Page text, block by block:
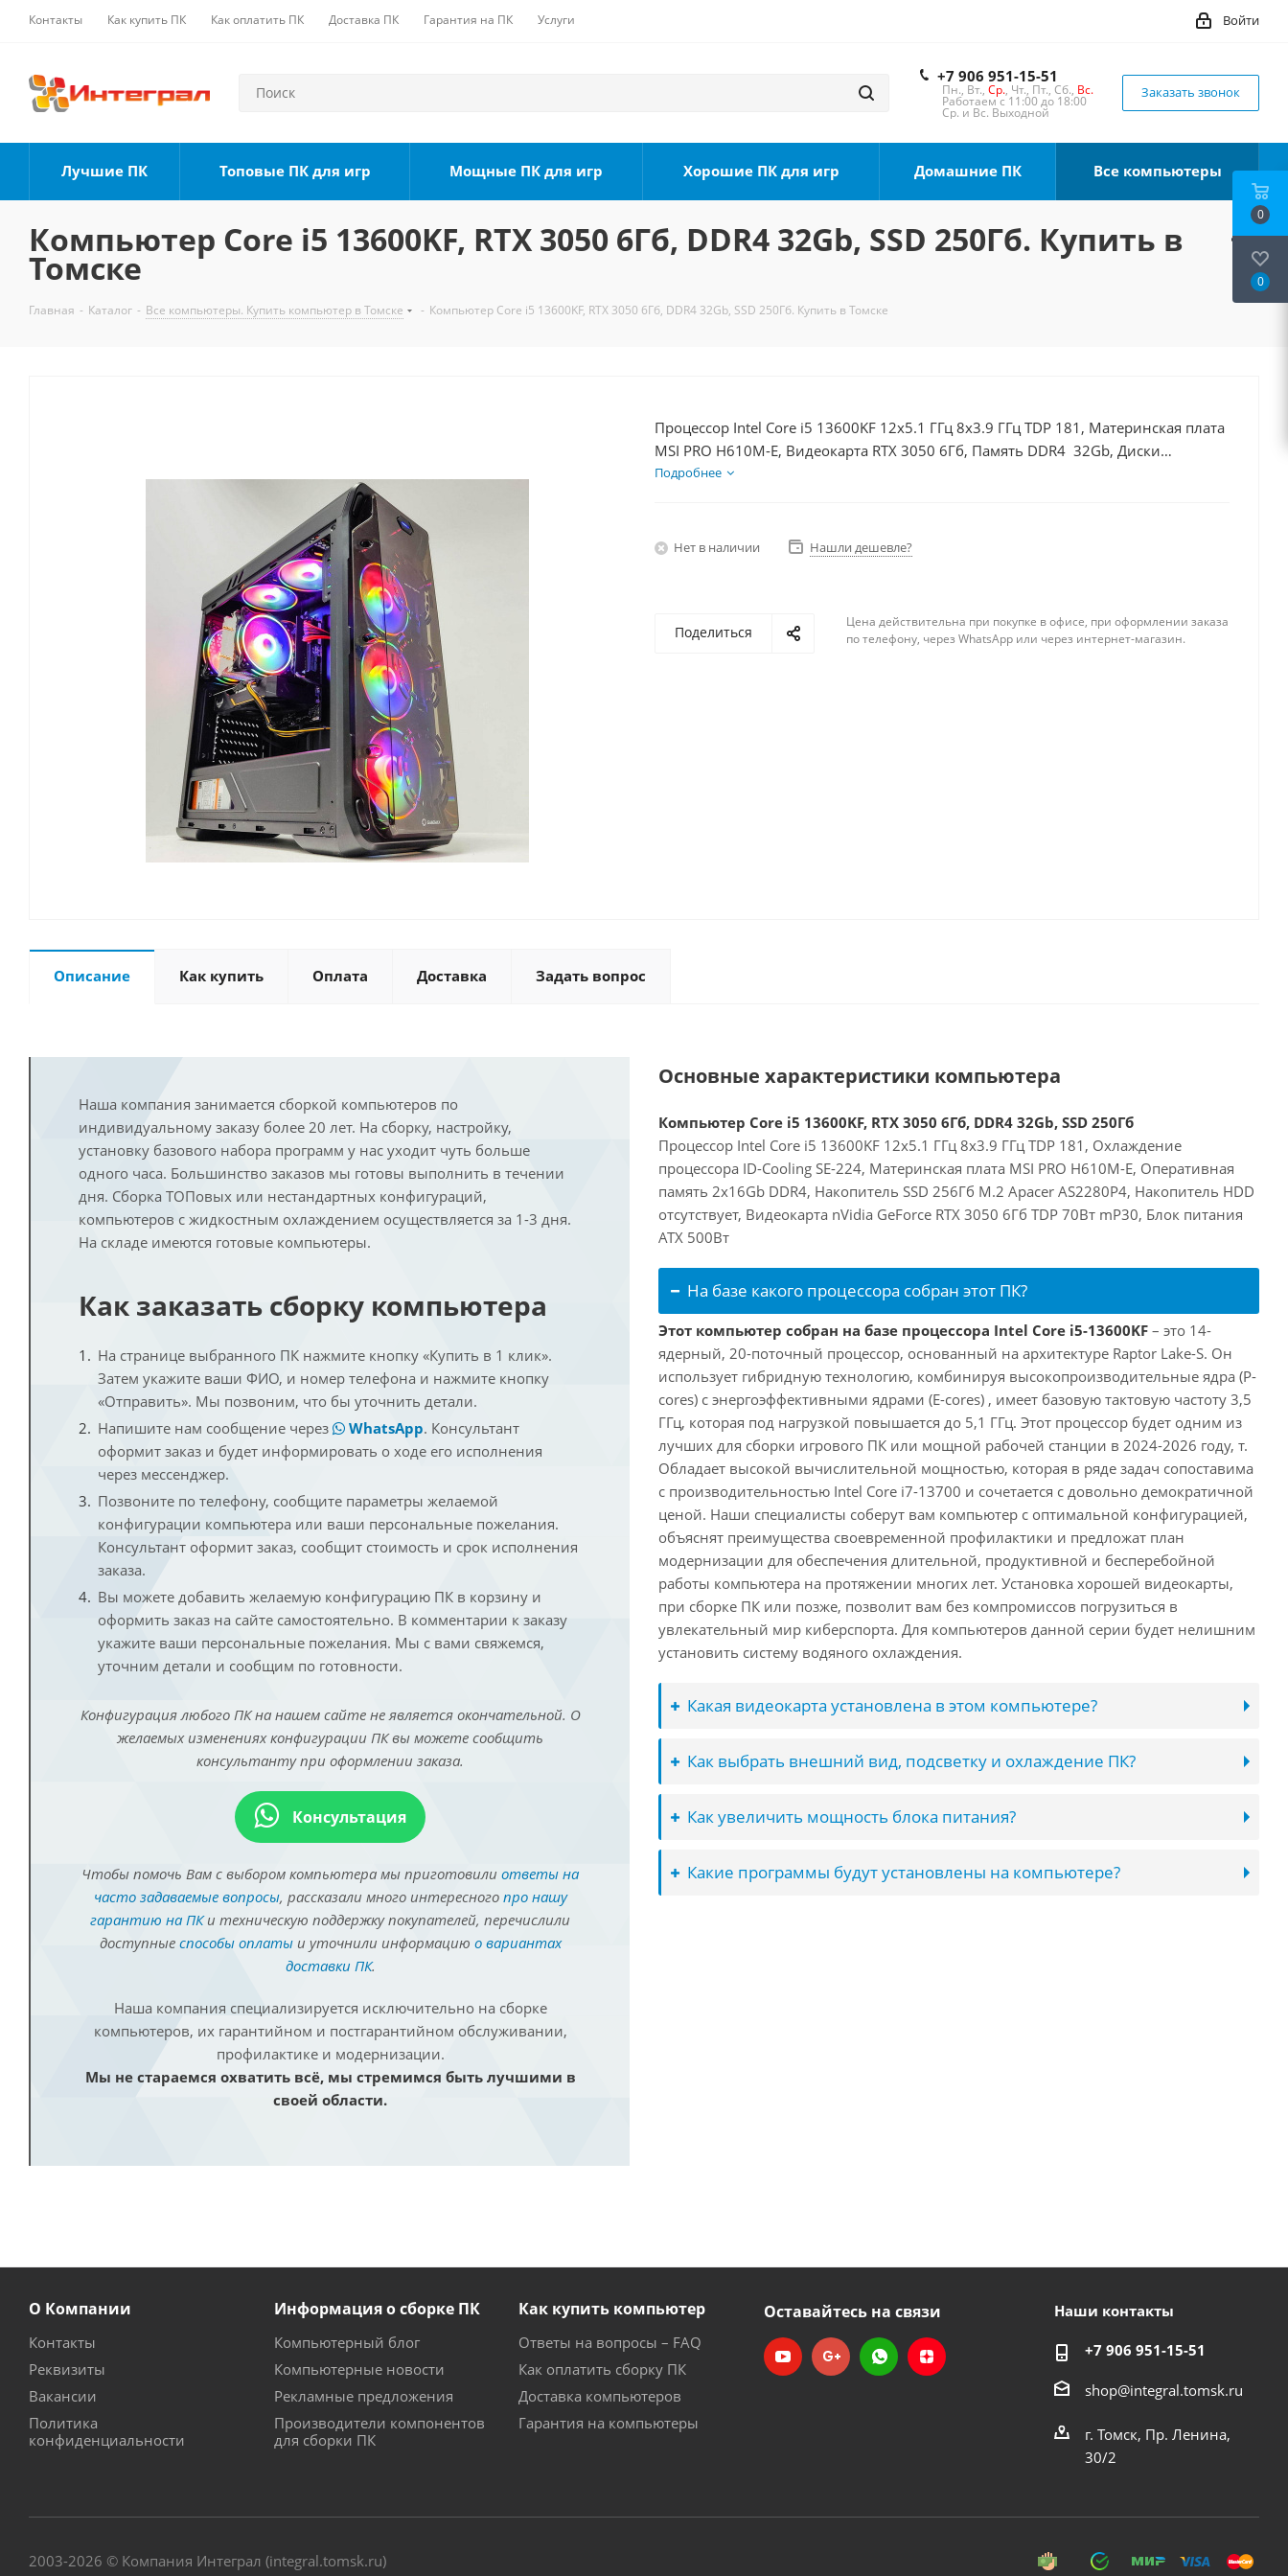
Контакты Как купить ПК Как оплатить ПК Доставка ПК Гарантия на ПК Услуги Войти
+7 906 951-15-51
Пн., Вт., Ср., Чт., Пт., Сб., Вс.
Работаем с 11:00 до 18:00
Ср. и Вс. Выходной
Заказать звонок
Лучшие ПК Топовые ПК для игр Мощные ПК для игр Хорошие ПК для игр Домашние ПК Все компьютеры
Компьютер Core i5 13600KF, RTX 3050 6Гб, DDR4 32Gb, SSD 250Гб. Купить в
Томске
Главная - Каталог - Все компьютеры. Купить компьютер в Томске - Компьютер Core i5 13600KF, RTX 3050 6Гб, DDR4 32Gb, SSD 250Гб. Купить в Томске
Процессор Intel Core i5 13600KF 12x5.1 ГГц 8x3.9 ГГц TDP 181, Материнская плата
MSI PRO H610M-E, Видеокарта RTX 3050 6Гб, Память DDR4 32Gb, Диски
SSD 250Гб, БП 500Вт
Подробнее
Нет в наличии Нашли дешевле?
Поделиться
Цена действительна при покупке в офисе, при оформлении заказа
по телефону, через WhatsApp или через интернет-магазин.
Описание Как купить Оплата Доставка Задать вопрос
Наша компания занимается сборкой компьютеров по
индивидуальному заказу более 20 лет. На сборку, настройку,
установку базового набора программ у нас уходит чуть больше
одного часа. Большинство заказов мы готовы выполнить в течении
дня. Сборка ТОПовых или нестандартных конфигураций,
компьютеров с жидкостным охлаждением осуществляется за 1-3 дня.
На складе имеются готовые компьютеры.
Как заказать сборку компьютера
На странице выбранного ПК нажмите кнопку «Купить в 1 клик».
Затем укажите ваши ФИО, и номер телефона и нажмите кнопку
«Отправить». Мы позвоним, что бы уточнить детали.
Напишите нам сообщение через
WhatsApp. Консультант
оформит заказ и будет информировать о ходе его исполнения
через мессенджер.
Позвоните по телефону, сообщите параметры желаемой
конфигурации компьютера или ваши персональные пожелания.
Консультант оформит заказ, сообщит стоимость и срок исполнения
заказа.
Вы можете добавить желаемую конфигурацию ПК в корзину и
оформить заказ на сайте самостоятельно. В комментарии к заказу
укажите ваши персональные пожелания. Мы с вами свяжемся,
уточним детали и сообщим по готовности.
Конфигурация любого ПК на нашем сайте не является окончательной. О
желаемых изменениях конфигурации ПК вы можете сообщить
консультанту при оформлении заказа.
Консультация
Чтобы помочь Вам с выбором компьютера мы приготовили ответы на
часто задаваемые вопросы, рассказали много интересного про нашу
гарантию на ПКи техническую поддержку покупателей, перечислили
доступные способы оплатыи уточнили информацию о вариантах
доставки ПК.
Наша компания специализируется исключительно на сборке
компьютеров, их гарантийном и постгарантийном обслуживании,
профилактике и модернизации.
Мы не стараемся охватить всё, мы стремимся быть лучшими в
своей области.
Основные характеристики компьютера
Компьютер Core i5 13600KF, RTX 3050 6Гб, DDR4 32Gb, SSD 250Гб
Процессор Intel Core i5 13600KF 12x5.1 ГГц 8x3.9 ГГц TDP 181, Охлаждение
процессора ID-Cooling SE-224, Материнская плата MSI PRO H610M-E, Оперативная
память 2x16Gb DDR4, Накопитель SSD 256Гб M.2 Apacer AS2280P4, Накопитель HDD
отсутствует, Видеокарта nVidia GeForce RTX 3050 6Гб TDP 70Вт mP30, Блок питания
ATX 500Вт
На базе какого процессора собран этот ПК?
Этот компьютер собран на базе процессора Intel Core i5-13600KF – это 14-
ядерный, 20-поточный процессор, основанный на архитектуре Raptor Lake-S. Он
использует гибридную технологию, комбинируя высокопроизводительные ядра (P-
cores) с энергоэффективными ядрами (E-cores) , имеет базовую тактовую частоту 3,5
ГГц, которая под нагрузкой повышается до 5,1 ГГц. Этот процессор будет одним из
лучших для сборки игрового ПК или мощной рабочей станции в 2024-2026 году, т.
Обладает высокой вычислительной мощностью, которая в ряде задач сопоставима
с производительностью Intel Core i7-13700 и сочетается с довольно демократичной
ценой. Наши специалисты соберут вам компьютер с оптимальной конфигурацией,
объяснят преимущества своевременной профилактики и предложат план
модернизации для обеспечения длительной, продуктивной и бесперебойной
работы компьютера на протяжении многих лет. Установка хорошей видеокарты,
при сборке ПК или позже, позволит вам без компромиссов погрузиться в
увлекательный мир киберспорта. Для компьютеров данной серии будет нелишним
установить систему водяного охлаждения.
Какая видеокарта установлена в этом компьютере?
Как выбрать внешний вид, подсветку и охлаждение ПК?
Как увеличить мощность блока питания?
Какие программы будут установлены на компьютере?
О Компании
Контакты
Реквизиты
Вакансии
Политика
конфиденциальности
Информация о сборке ПК
Компьютерный блог
Компьютерные новости
Рекламные предложения
Производители компонентов
для сборки ПК
Как купить компьютер
Ответы на вопросы – FAQ
Как оплатить сборку ПК
Доставка компьютеров
Гарантия на компьютеры
Оставайтесь на связи Наши контакты
+7 906 951-15-51
shop@integral.tomsk.ru
г. Томск, Пр. Ленина,
30/2
2003-2026 © Компания Интеграл (integral.tomsk.ru)
0
0